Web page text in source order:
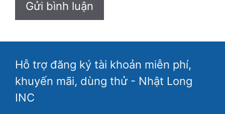
Hỗ trợ đăng ký tài khoản miễn phí,
khuyến mãi, dùng thử - Nhật Long
INC